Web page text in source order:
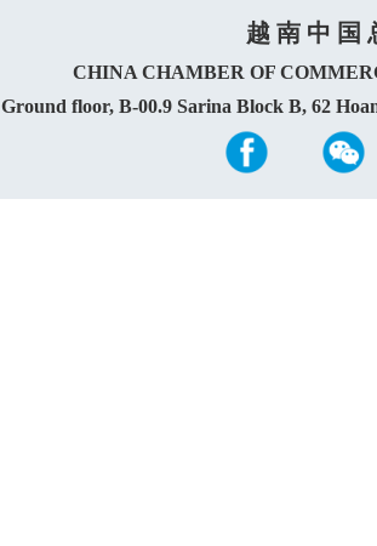
越 南 中 国
CHINA CHAMBER OF
Ground floor, B-00.9 Sarina Block B, 62